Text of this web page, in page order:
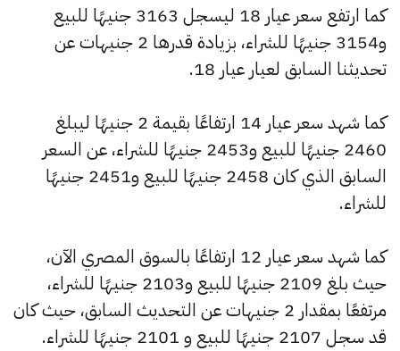
كما ارتفع سعر عيار 18 ليسجل 3163 جنيهًا للبيع
و3154 جنيهًا للشراء، بزيادة قدرها 2 جنيهات عن
تحديثنا السابق لعيار عيار 18.
كما شهد سعر عيار 14 ارتفاعًا بقيمة 2 جنيهًا ليبلغ
2460 جنيهًا للبيع و2453 جنيهًا للشراء، عن السعر
السابق الذي كان 2458 جنيهًا للبيع و2451 جنيهًا
للشراء.
كما شهد سعر عيار 12 ارتفاعًا بالسوق المصري الآن،
حيث بلغ 2109 جنيهًا للبيع و2103 جنيهًا للشراء،
مرتفعًا بمقدار 2 جنيهات عن التحديث السابق، حيث كان
قد سجل 2107 جنيهًا للبيع و 2101 جنيهًا للشراء.